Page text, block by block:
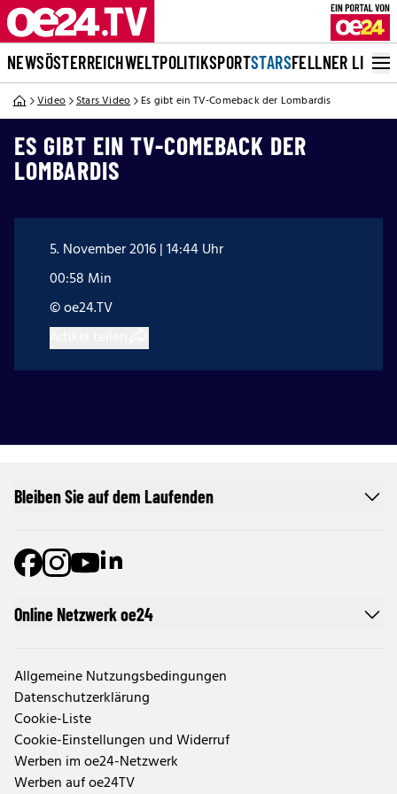
NEWSÖSTERREICHWELTPOLITIKSPORTSTARSFELLNER LIVE
Video Stars Video Es gibt ein TV-Comeback der Lombardis
ES GIBT EIN TV-COMEBACK DER
LOMBARDIS
5. November 2016 | 14:44 Uhr
00:58 Min
© oe24.TV
Online Netzwerk oe24
Allgemeine Nutzungsbedingungen
Datenschutzerklärung
Cookie-Liste
Cookie-Einstellungen und Widerruf
Werben im oe24-Netzwerk
Werben auf oe24TV
Bleiben Sie auf dem Laufenden